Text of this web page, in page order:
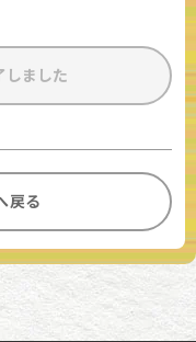
しました
戻る